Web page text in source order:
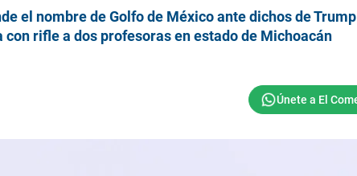
el nombre de Golfo de México ante dichos de Trump
rifle a dos profesoras en estado de Michoacán